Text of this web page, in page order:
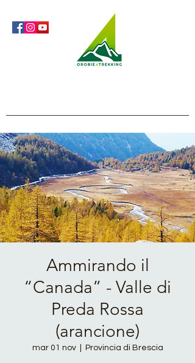
Ammirando il
“Canada” - Valle di
Preda Rossa
(arancione)
mar 01 nov
  |
Provincia di Brescia